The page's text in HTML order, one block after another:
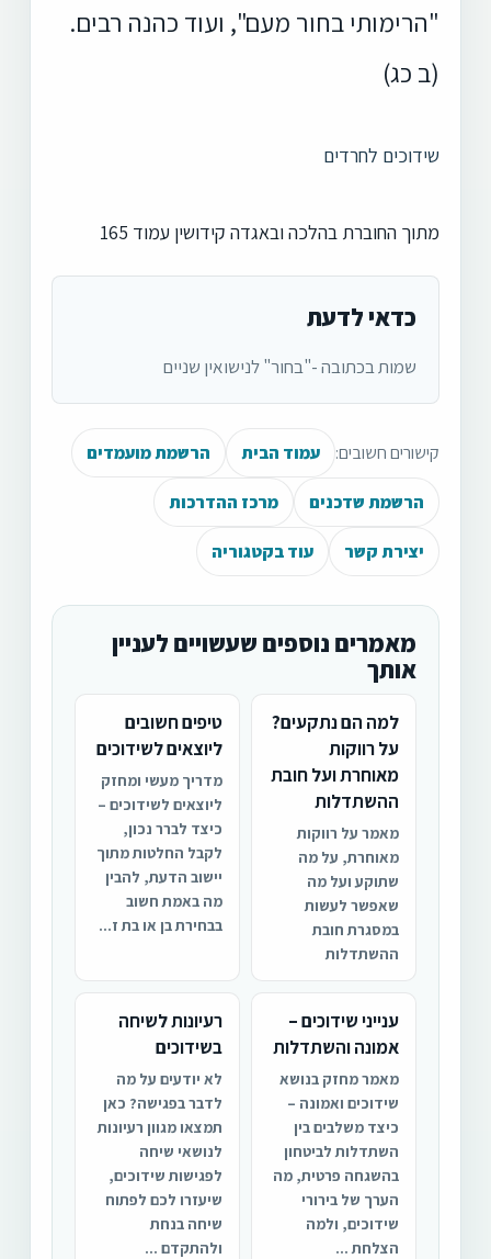
"הרימותי בחור מעם", ועוד כהנה רבים.
(ב כג)
שידוכים לחרדים
מתוך החוברת בהלכה ובאגדה קידושין עמוד 165
כדאי לדעת
שמות בכתובה -"בחור" לנישואין שניים
קישורים חשובים: עמוד הבית הרשמת מועמדים
הרשמת שדכנים מרכז ההדרכות
יצירת קשר עוד בקטגוריה
מאמרים נוספים שעשויים לעניין
אותך
למה הם נתקעים?
על רווקות
מאוחרת ועל חובת
ההשתדלות
מאמר על רווקות
מאוחרת, על מה
שתוקע ועל מה
שאפשר לעשות
במסגרת חובת
ההשתדלות
טיפים חשובים
ליוצאים לשידוכים
מדריך מעשי ומחזק
ליוצאים לשידוכים –
כיצד לברר נכון,
לקבל החלטות מתוך
יישוב הדעת, להבין
מה באמת חשוב
בבחירת בן או בת ז...
ענייני שידוכים –
אמונה והשתדלות
מאמר מחזק בנושא
שידוכים ואמונה –
כיצד משלבים בין
השתדלות לביטחון
בהשגחה פרטית, מה
הערך של בירורי
שידוכים, ולמה
הצלחת ...
רעיונות לשיחה
בשידוכים
לא יודעים על מה
לדבר בפגישה? כאן
תמצאו מגוון רעיונות
לנושאי שיחה
לפגישות שידוכים,
שיעזרו לכם לפתוח
שיחה בנחת
ולהתקדם ...